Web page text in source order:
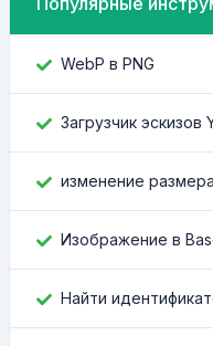
WebP в PNG
Загрузчик эскизов
изменение
Изображение в
Найти